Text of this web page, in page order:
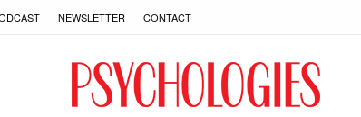
NEWSLETTER CONTACT